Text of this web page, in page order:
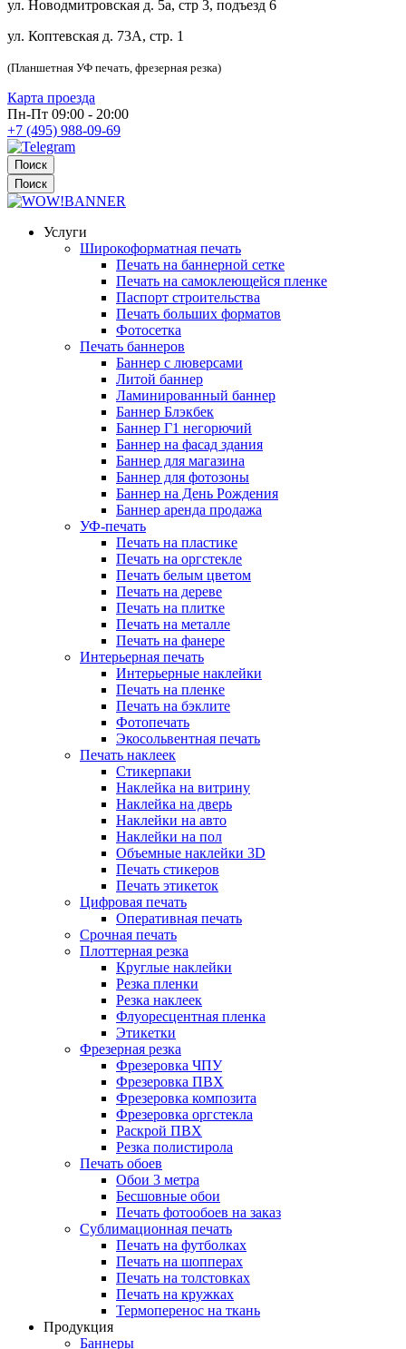
ул. Новодмитровская д. 5а, стр 3, подъезд 6
ул. Коптевская д. 73А, стр. 1
(Планшетная УФ печать, фрезерная резка)
Карта проезда
Пн-Пт 09:00 - 20:00
+7 (495) 988-09-69
Поиск
Поиск
Услуги
Широкоформатная печать
Печать на баннерной сетке
Печать на самоклеющейся пленке
Паспорт строительства
Печать больших форматов
Фотосетка
Печать баннеров
Баннер с люверсами
Литой баннер
Ламинированный баннер
Баннер Блэкбек
Баннер Г1 негорючий
Баннер на фасад здания
Баннер для магазина
Баннер для фотозоны
Баннер на День Рождения
Баннер аренда продажа
УФ-печать
Печать на пластике
Печать на оргстекле
Печать белым цветом
Печать на дереве
Печать на плитке
Печать на металле
Печать на фанере
Интерьерная печать
Интерьерные наклейки
Печать на пленке
Печать на бэклите
Фотопечать
Экосольвентная печать
Печать наклеек
Стикерпаки
Наклейка на витрину
Наклейка на дверь
Наклейки на авто
Наклейки на пол
Объемные наклейки 3D
Печать стикеров
Печать этикеток
Цифровая печать
Оперативная печать
Срочная печать
Плоттерная резка
Круглые наклейки
Резка пленки
Резка наклеек
Флуоресцентная пленка
Этикетки
Фрезерная резка
Фрезеровка ЧПУ
Фрезеровка ПВХ
Фрезеровка композита
Фрезеровка оргстекла
Раскрой ПВХ
Резка полистирола
Печать обоев
Обои 3 метра
Бесшовные обои
Печать фотообоев на заказ
Сублимационная печать
Печать на футболках
Печать на шопперах
Печать на толстовках
Печать на кружках
Термоперенос на ткань
Продукция
Баннеры